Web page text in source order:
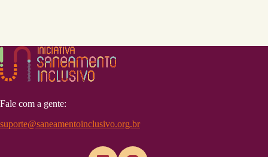
Fale com a gente:
suporte@saneamentoinclusivo.org.br